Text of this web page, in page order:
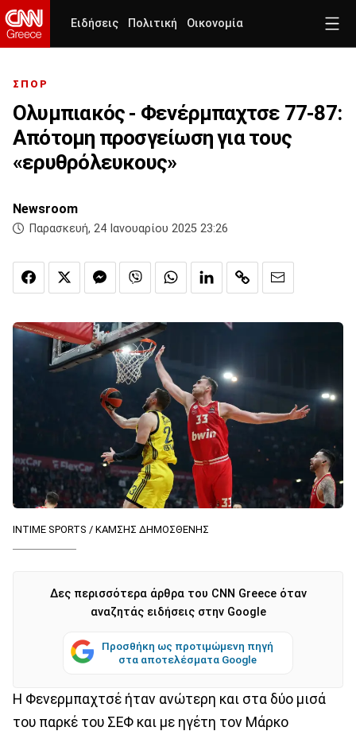
Ειδήσεις Πολιτική Οικονομία
ΣΠΟΡ
Ολυμπιακός - Φενέρμπαχτσε 77-87:
Απότομη προσγείωση για τους
«ερυθρόλευκους»
Newsroom
Παρασκευή, 24 Ιανουαρίου 2025 23:26
INTIME SPORTS / ΚΑΜΣΗΣ ΔΗΜΟΣΘΕΝΗΣ
Δες περισσότερα άρθρα του CNN Greece όταν
αναζητάς ειδήσεις στην Google
Προσθήκη ως προτιμώμενη πηγή
στα αποτελέσματα Google
Η Φενερμπαχτσέ ήταν ανώτερη και στα δύο μισά
του παρκέ του ΣΕΦ και με ηγέτη τον Μάρκο